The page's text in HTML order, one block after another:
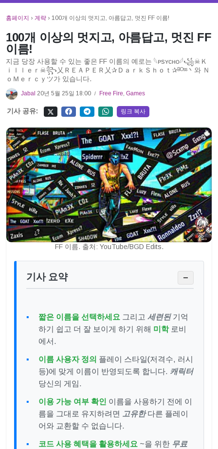
홈페이지 › 계략 › 100개 이상의 멋지고, 아름답고, 멋진 FF 이름!
100개 이상의 멋지고, 아름답고, 멋진 FF
이름!
지금 당장 사용할 수 있는 좋은 FF 이름의 예로는 𓆩ᴘsʏᴄʜᴏ𓆪꧁☠︎Ｋ
ｉｌｌｅｒ☠︎꧂乂ＲＥＡＰＥＲ乂✰ＤａｒｋＳｈｏｔ✰ᴮᴼˢˢ丶와 Ｎ
ｏＭｅｒｃｙツ가 있습니다.
Jabal 20년 5월 25일 18:00 / Free Fire, Games
기사 공유: 링크 복사
FF 이름. 출처: YouTube/BGD Edits.
기사 요약 −
짧은 이름을 선택하세요 그리고 세련된기억
하기 쉽고 더 잘 보이게 하기 위해 미학로비
에서.
이름 사용자 정의 플레이 스타일(저격수, 러시
등)에 맞게 이름이 반영되도록 합니다. 캐릭터
당신의 게임.
이용 가능 여부 확인 이름을 사용하기 전에 이
름을 그대로 유지하려면
고유한다른 플레이
어와 교환할 수 없습니다.
코드 사용 혜택을 활용하세요 ~을 위한 무료